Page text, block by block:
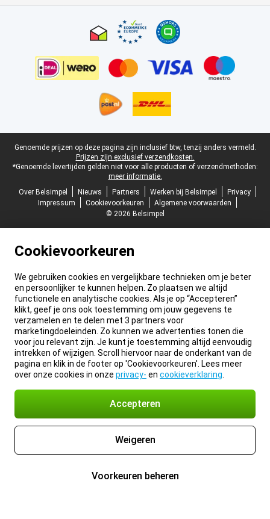
Juridische voettekst
Genoemde prijzen op deze pagina zijn inclusief btw, tenzij anders vermeld.
Prijzen zijn exclusief verzendkosten.
*Genoemde levertijden gelden niet voor alle producten of verzendmethoden:
meer informatie.
Over Belsimpel
Nieuws Partners Werken bij Belsimpel
Privacy
Impressum
Cookievoorkeuren
Algemene voorwaarden
© 2026 Belsimpel
Cookievoorkeuren
We gebruiken cookies en vergelijkbare technieken om je beter
en persoonlijker te kunnen helpen. Zo plaatsen we altijd
functionele en analytische cookies. Als je op “Accepteren”
klikt, geef je ons ook toestemming om jouw gegevens te
verzamelen en te delen met 3 partners voor
marketingdoeleinden. Zo kunnen we advertenties tonen die
voor jou relevant zijn. Je kunt je toestemming altijd eenvoudig
intrekken of wijzigen. Scroll hiervoor naar de onderkant van de
pagina en klik in de footer op 'Cookievoorkeuren'. Lees meer
over onze cookies in onze privacy- en cookieverklaring
Accepteren
Weigeren
Voorkeuren beheren